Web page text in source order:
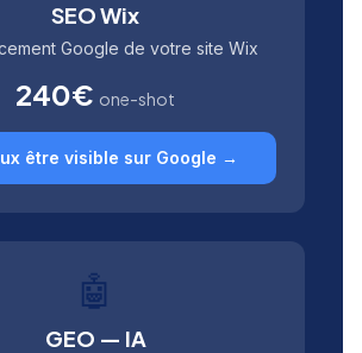
SEO Wix
Google de votre site Wix
240€ one-shot
être visible sur Google →
🤖
GEO — IA